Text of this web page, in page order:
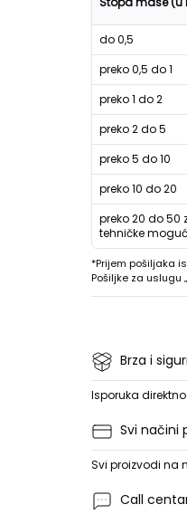
do 0,5
preko 0,5 do 1
preko 1 do 2
preko 2 do 5
preko 5 do 10
preko 10 do 20
preko 20 do 50
tehničke
*Prijem pošiljaka
Pošiljke za
Brza i
Isporuka
Svi načini
Svi proizvodi na
Call